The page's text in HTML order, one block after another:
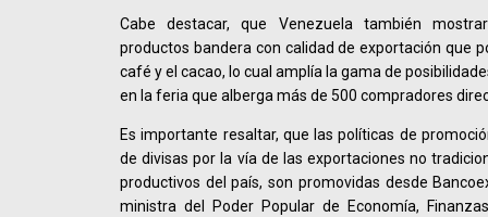
Cabe destacar, que Venezuela también
productos bandera con calidad de exportación que
café y el cacao, lo cual amplía la gama de
en la feria que alberga más de 500 compradores
Es importante resaltar, que las políticas de
de divisas por la vía de las exportaciones no
productivos del país, son promovidas desde
ministra del Poder Popular de Economía,